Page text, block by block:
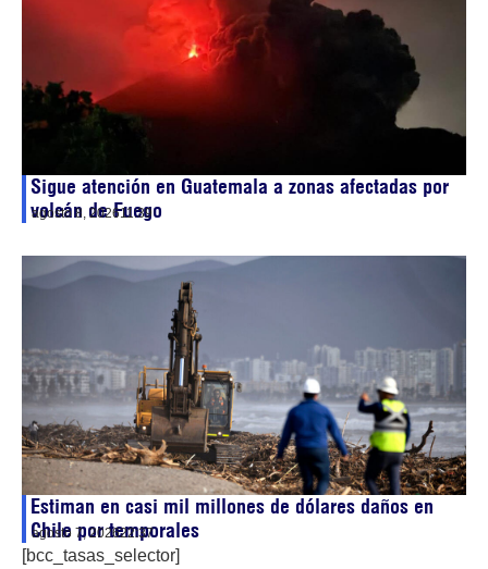
Sigue atención en Guatemala a zonas afectadas por
volcán de Fuego
agosto 8, 202611:39
Estiman en casi mil millones de dólares daños en
Chile por temporales
agosto 7, 202622:37
[bcc_tasas_selector]